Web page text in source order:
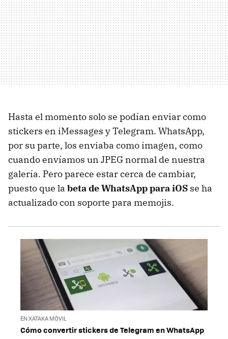
Hasta el momento solo se podían enviar como
stickers en iMessages y Telegram. WhatsApp,
por su parte, los enviaba como imagen, como
cuando envíamos un JPEG normal de nuestra
galería. Pero parece estar cerca de cambiar,
puesto que la beta de WhatsApp para iOS se ha
actualizado con soporte para memojis.
EN XATAKA MÓVIL
Cómo convertir stickers de Telegram en WhatsApp